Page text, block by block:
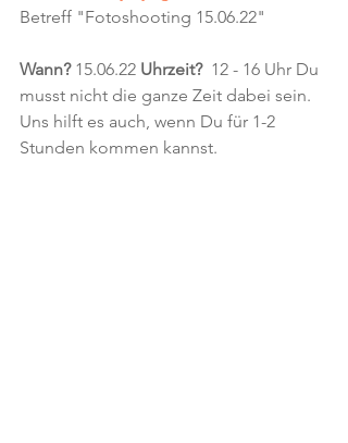
Betreff "Fotoshooting 15.06.22"
Wann? 15.06.22 Uhrzeit? 12 - 16 Uhr Du
musst nicht die ganze Zeit dabei sein.
Uns hilft es auch, wenn Du für 1-2
Stunden kommen kannst.